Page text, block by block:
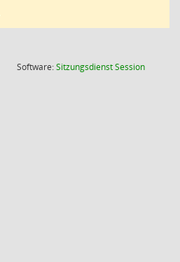
Software:SitzungsdienstSession(Wird in